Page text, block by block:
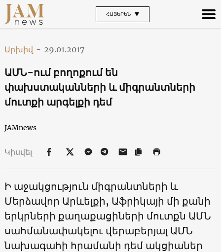
ՀԱՅԵՐԵՆ
Արխիվ - 29.01.2017
ԱՄՆ-ում բողոքում են
փախստականների և միգրանտների
մուտքի արգելքի դեմ
JAMnews
Կիսվել
Ի աջակցություն միգրանտների և
Մերձավոր Արևելքի, Աֆրիկայի մի քանի
երկրների քաղաքացիների մուտքն ԱՄՆ
սահմանափակելու վերաբերյալ ԱՄՆ
նախագահի հրամանի դեմ ակցիաներ